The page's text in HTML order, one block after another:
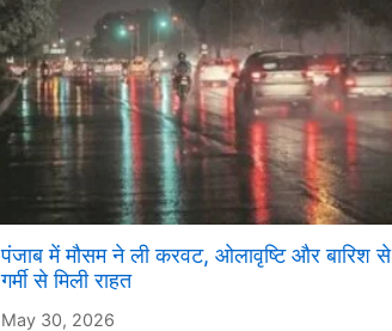
पंजाब में मौसम ने ली करवट, ओलावृष्टि और बारिश से
गर्मी से मिली राहत
May 30, 2026